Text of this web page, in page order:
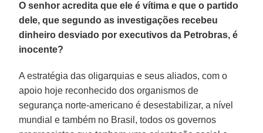
O senhor acredita que ele é vítima e que o partido
dele, que segundo as investigações recebeu
dinheiro desviado por executivos da Petrobras, é
inocente?
A estratégia das oligarquias e seus aliados, com o
apoio hoje reconhecido dos organismos de
segurança norte-americano é desestabilizar, a nível
mundial e também no Brasil, todos os governos